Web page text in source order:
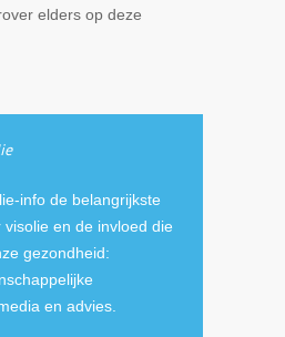
elders op deze
info de belangrijkste
en de invloed die
gezondheid:
en advies.